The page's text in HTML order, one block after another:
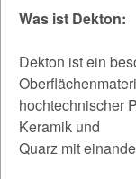
Was ist Dekton:
Dekton ist ein
hochtechnischer
Keramik und
Quarz mit